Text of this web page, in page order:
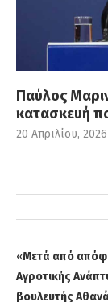
Παύλος
κατασκευή
20 Απριλίου, 2026
«Μετά από
Αγροτικής
βουλευτής